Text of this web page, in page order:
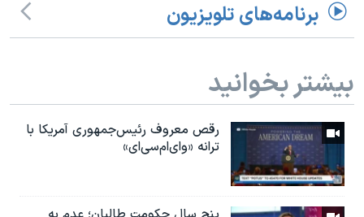
برنامه‌های تلویزیون
بیشتر بخوانید
رقص معروف رئیس‌جمهوری آمریکا با
ترانه «وای‌ام‌سی‌ای»